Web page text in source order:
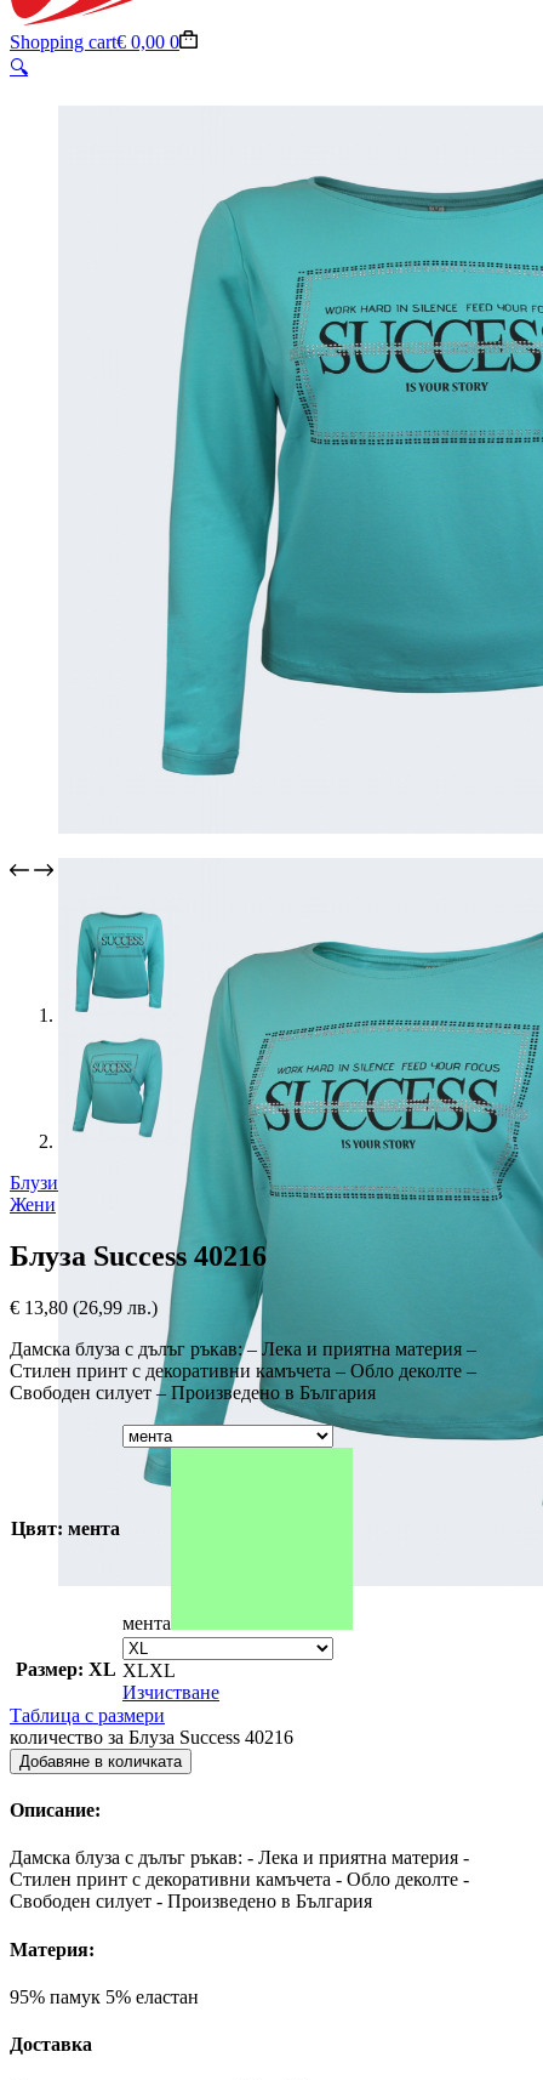
Shopping cart€ 0,00 0
🔍
Блузи
Жени
Блуза Success 40216
€ 13,80 (26,99 лв.)
Дамска блуза с дълъг ръкав: – Лека и приятна материя –
Стилен принт с декоративни камъчета – Обло деколте –
Свободен силует – Произведено в България
Цвят: мента
мента
Размер: XL XLXL
Изчистване
Таблица с размери
количество за Блуза Success 40216
Добавяне в количката
Описание:
Дамска блуза с дълъг ръкав: - Лека и приятна материя -
Стилен принт с декоративни камъчета - Обло деколте -
Свободен силует - Произведено в България
Материя:
95% памук 5% еластан
Доставка